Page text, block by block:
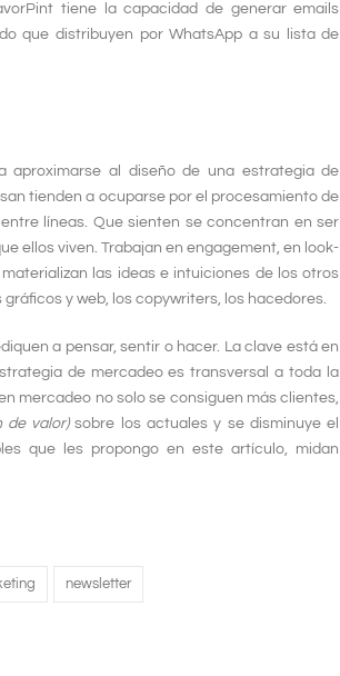
tiene la capacidad de generar emails
que distribuyen por WhatsApp a su lista de
aproximarse al diseño de una estrategia de
tienden a ocuparse por el procesamiento de
líneas. Que sienten se concentran en ser
ellos viven. Trabajan en engagement, en look-
las ideas e intuiciones de los otros
y web, los copywriters, los hacedores.
a pensar, sentir o hacer. La clave está en
de mercadeo es transversal a toda la
mercadeo no solo se consiguen más clientes,
de valor)sobre los actuales y se disminuye el
que les propongo en este artículo, midan
newsletter